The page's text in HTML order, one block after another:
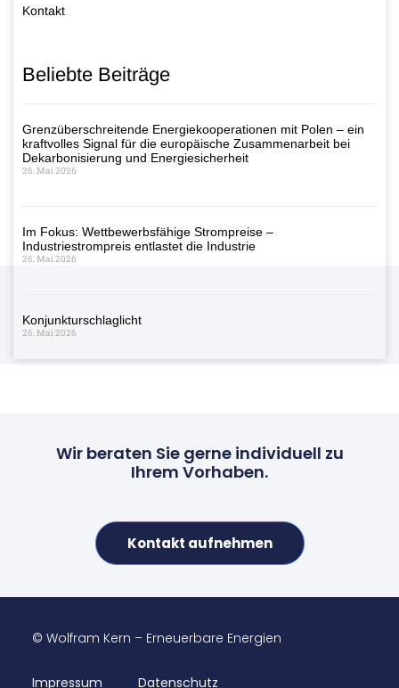
Kontakt
Beliebte Beiträge
Grenzüberschreitende Energiekooperationen mit Polen – ein
kraftvolles Signal für die europäische Zusammenarbeit bei
Dekarbonisierung und Energiesicherheit
26. Mai 2026
Im Fokus: Wettbewerbsfähige Strompreise –
Industriestrompreis entlastet die Industrie
26. Mai 2026
Konjunkturschlaglicht
26. Mai 2026
Wir beraten Sie gerne individuell zu
Ihrem Vorhaben.
Kontakt aufnehmen
© Wolfram Kern – Erneuerbare Energien
Impressum Datenschutz